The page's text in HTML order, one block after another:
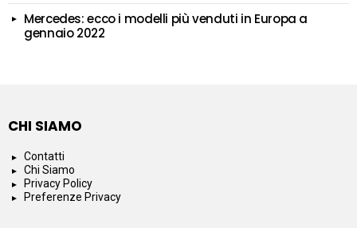
Mercedes: ecco i modelli più venduti in Europa a
gennaio 2022
CHI SIAMO
Contatti
Chi Siamo
Privacy Policy
Preferenze Privacy